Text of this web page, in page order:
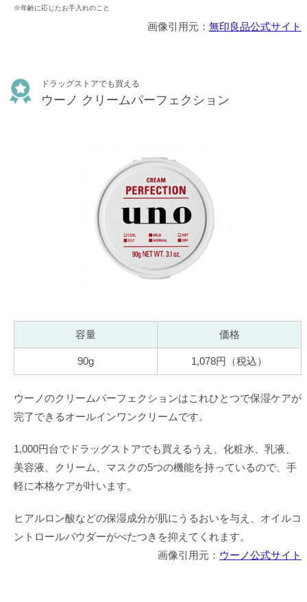
※年齢に応じたお手入れのこと
画像引用元： 無印良品公式サイト
ドラッグストアでも買える
ウーノ クリームパーフェクション
容量 価格
90g 1,078円（税込）
ウーノのクリームパーフェクションはこれひとつで保湿ケアが
完了できるオールインワンクリームです。
1,000円台でドラッグストアでも買えるうえ、化粧水、乳液、
美容液、クリーム、マスクの5つの機能を持っているので、手
軽に本格ケアが叶います。
ヒアルロン酸などの保湿成分が肌にうるおいを与え、オイルコ
ントロールパウダーがべたつきを抑えてくれます。
画像引用元： ウーノ公式サイト